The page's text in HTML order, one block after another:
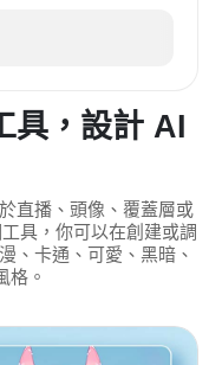
具，設計 AI
直播、頭像、覆蓋層或
具，你可以在創建或調
、卡通、可愛、黑暗、
格。